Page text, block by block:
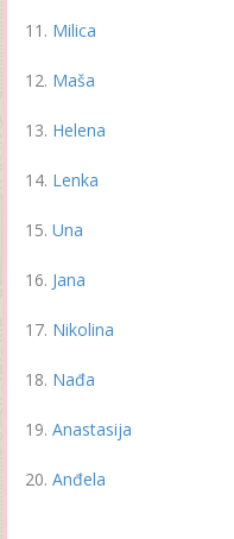
Milica
Maša
Helena
Lenka
Una
Jana
Nikolina
Nađa
Anastasija
Anđela